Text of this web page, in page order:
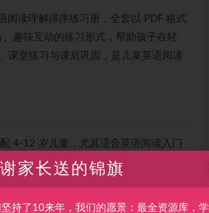
阅读理解排序练习册，全套以 PDF 格式
趣味互动的练习形式，帮助孩子在轻
课堂练习与课后巩固，是儿童英语阅读
4-12 岁儿童，尤其适合英语阅读入门
设计、家长辅导孩子时强化阅读理解
题，助力孩子建立清晰的阅读逻辑与表
家长送的锦旗
持了10来年，我们的愿景：最全资源库，学